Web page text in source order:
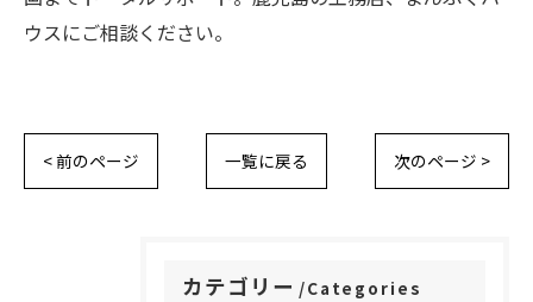
ウスにご相談ください。
< 前のページ 一覧に戻る 次のページ >
カテゴリー Categories